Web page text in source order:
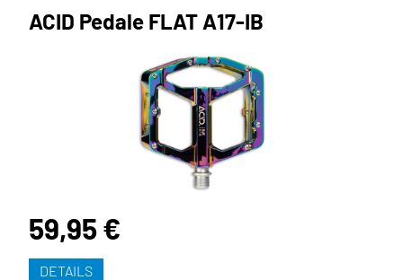
ACID Pedale FLAT A17-IB
59,95 €
DETAILS